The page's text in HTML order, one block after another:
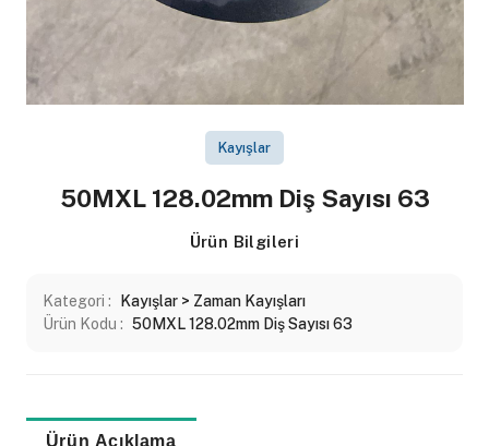
Kayışlar
50MXL 128.02mm Diş Sayısı 63
Ürün Bilgileri
Kategori :
Kayışlar > Zaman Kayışları
Ürün Kodu : 50MXL 128.02mm Diş Sayısı 63
Ürün Açıklama